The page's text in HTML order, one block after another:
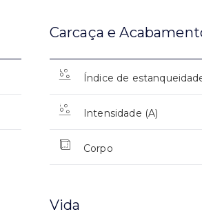
Carcaça e
Índice de
Intensidade (A)
Corpo
Vida